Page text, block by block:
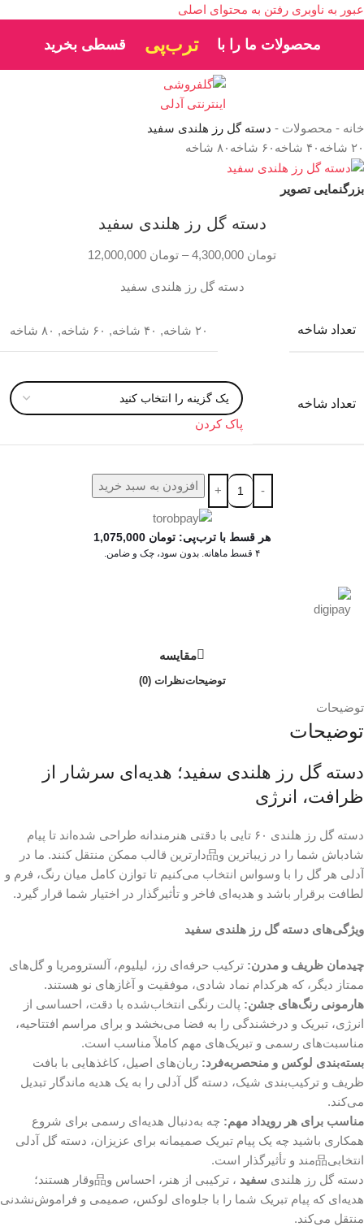
عبور به ناوبری رفتن به محتوای اصلی
محصولات ما را با ترب‌پی قسطی بخرید
خانه - محصولات - دسته گل رز هلندی سفید
۲۰ شاخه
۴۰ شاخه ۶۰ شاخه ۸۰ شاخه
بزرگنمایی تصویر
دسته گل رز هلندی سفید
تومان – تومان
دسته گل رز هلندی سفید
تعداد شاخه ۲۰ شاخه , ۴۰ شاخه , ۶۰ شاخه , ۸۰ شاخه
تعداد شاخه
پاک کردن
افزودن به سبد خرید
هر قسط با ترب‌پی: تومان
۴ قسط ماهانه. بدون سود، چک و ضامن.
مقایسه
توضیحاتنظرات (0)
توضیحات
توضیحات
دسته گل رز هلندی سفید؛ هدیه‌ای سرشار از
ظرافت، انرژی
دسته گل رز هلندی ۶۰ تایی با دقتی هنرمندانه طراحی شده‌اند تا پیام
شادباش شما را در زیباترین و品‌دارترین قالب ممکن منتقل کنند. ما در
آدلی هر گل را با وسواس انتخاب می‌کنیم تا توازن کامل میان رنگ، فرم و
لطافت برقرار باشد و هدیه‌ای فاخر و تأثیرگذار در اختیار شما قرار گیرد.
ویژگی‌های دسته گل رز هلندی سفید
چیدمان ظریف و مدرن: ترکیب حرفه‌ای رز، لیلیوم، آلسترومریا و گل‌های
ممتاز دیگر، که هرکدام نماد شادی، موفقیت و آغازهای نو هستند.
هارمونی رنگ‌های جشن: پالت رنگی انتخاب‌شده با دقت، احساسی از
انرژی، تبریک و درخشندگی را به فضا می‌بخشد و برای مراسم افتتاحیه،
مناسبت‌های رسمی و تبریک‌های مهم کاملاً مناسب است.
بسته‌بندی لوکس و منحصربه‌فرد: ربان‌های اصیل، کاغذهایی با بافت
ظریف و ترکیب‌بندی شیک، دسته گل آدلی را به یک هدیه ماندگار تبدیل
می‌کند.
مناسب برای هر رویداد مهم: چه به‌دنبال هدیه‌ای رسمی برای شروع
همکاری باشید چه یک پیام تبریک صمیمانه برای عزیزان، دسته گل آدلی
انتخابی品‌مند و تأثیرگذار است.
دسته گل رز هلندی سفید
، ترکیبی از هنر، احساس و品‌وقار هستند؛
هدیه‌ای که پیام تبریک شما را با جلوه‌ای لوکس، صمیمی و فراموش‌نشدنی
منتقل می‌کند.